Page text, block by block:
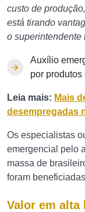
custo de
está tirando
o superintendente
Auxílio
por
Leia mais: Mais
desempregadas
Os especialistas
emergencial pelo
massa de
foram
Valor em alta